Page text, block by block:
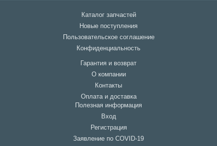
Каталог запчастей
Новые поступления
Пользовательское соглашение
Конфиденциальность
Гарантия и возврат
О компании
Контакты
Оплата и доставка
Полезная информация
Вход
Регистрация
Заявление по COVID-19